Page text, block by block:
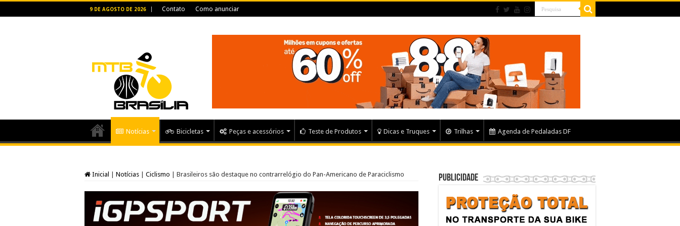
9 DE AGOSTO DE 2026 Contato Como anunciar
Notícias Bicicletas Peças e acessórios Teste de Produtos Dicas e Truques Trilhas Agenda de Pedaladas DF
Inicial Notícias Ciclismo Brasileiros são destaque no contrarrelógio do Pan-Americano de Paraciclismo Publicidade